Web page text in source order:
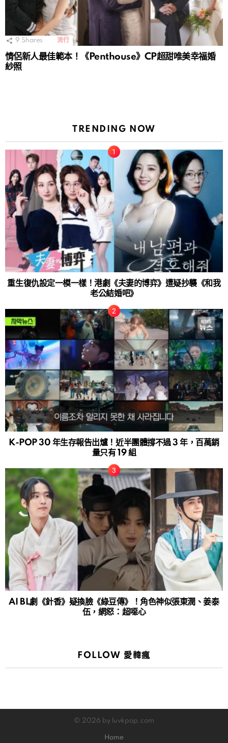
9 Shares 流行
情侶新人最佳範本！《Penthouse》CP超甜唯美幸福婚
紗照
TRENDING NOW
重生復仇設定一模一樣！港劇《夫妻的博弈》遭疑抄襲《和我
老公結婚吧》
K-POP 30 年生存報告出爐！近半團體撐不過 3 年，百萬銷
量只有 19 組
AI BL劇《針香》疑換臉《綠豆傳》！角色神似張東潤、姜泰
伍，網怒：超噁心
FOLLOW 愛韓瘋
© 2026 by luvkpop.com
Home